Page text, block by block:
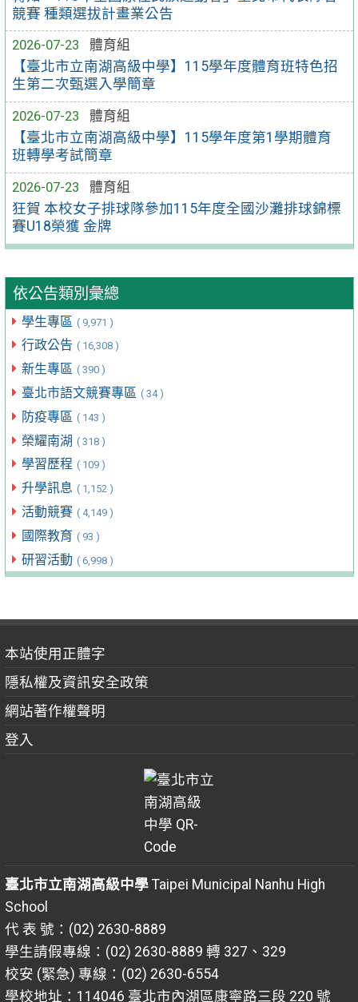
競賽 種類選拔計畫業公告
2026-07-23
體育組
【臺北市立南湖高級中學】115學年度體育班特色招
生第二次甄選入學簡章
2026-07-23
體育組
【臺北市立南湖高級中學】115學年度第1學期體育
班轉學考試簡章
2026-07-23
體育組
狂賀 本校女子排球隊參加115年度全國沙灘排球錦標
賽U18榮獲 金牌
依公告類別彙總
學生專區 ( 9,971 )
行政公告 ( 16,308 )
新生專區 ( 390 )
臺北市語文競賽專區 ( 34 )
防疫專區 ( 143 )
榮耀南湖 ( 318 )
學習歷程 ( 109 )
升學訊息 ( 1,152 )
活動競賽 ( 4,149 )
國際教育 ( 93 )
研習活動 ( 6,998 )
本站使用正體字
隱私權及資訊安全政策
網站著作權聲明
登入
臺北市立南湖高級中學Taipei Municipal Nanhu High
School
代 表 號：(02) 2630-8889
學生請假專線：(02) 2630-8889 轉 327、329
校安 (緊急) 專線：(02) 2630-6554
學校地址：114046 臺北市內湖區康寧路三段 220 號